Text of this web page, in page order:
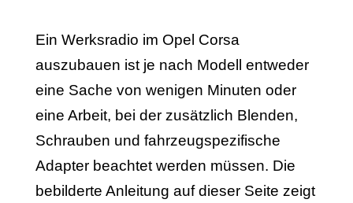
Ein Werksradio im Opel Corsa
auszubauen ist je nach Modell entweder
eine Sache von wenigen Minuten oder
eine Arbeit, bei der zusätzlich Blenden,
Schrauben und fahrzeugspezifische
Adapter beachtet werden müssen. Die
bebilderte Anleitung auf dieser Seite zeigt